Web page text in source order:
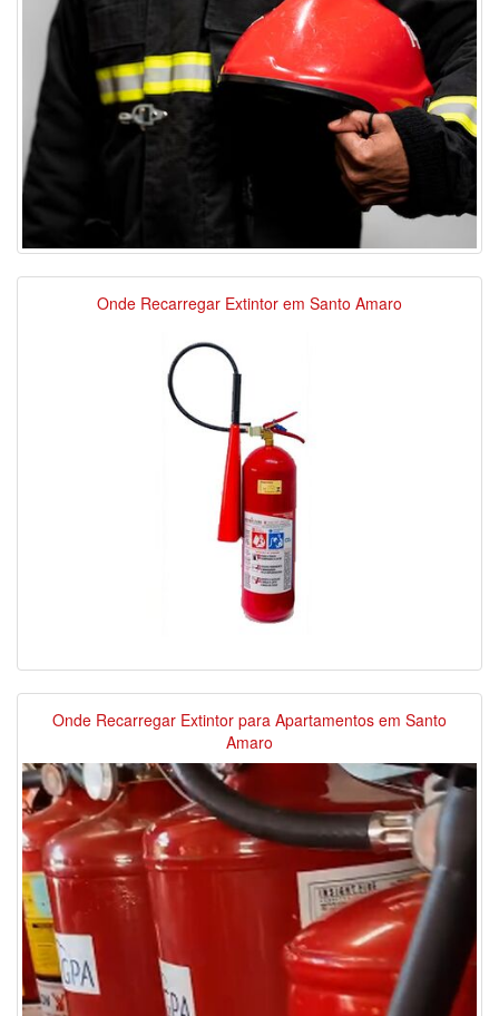
Onde Recarregar Extintor em Santo Amaro
Onde Recarregar Extintor para Apartamentos em Santo
Amaro